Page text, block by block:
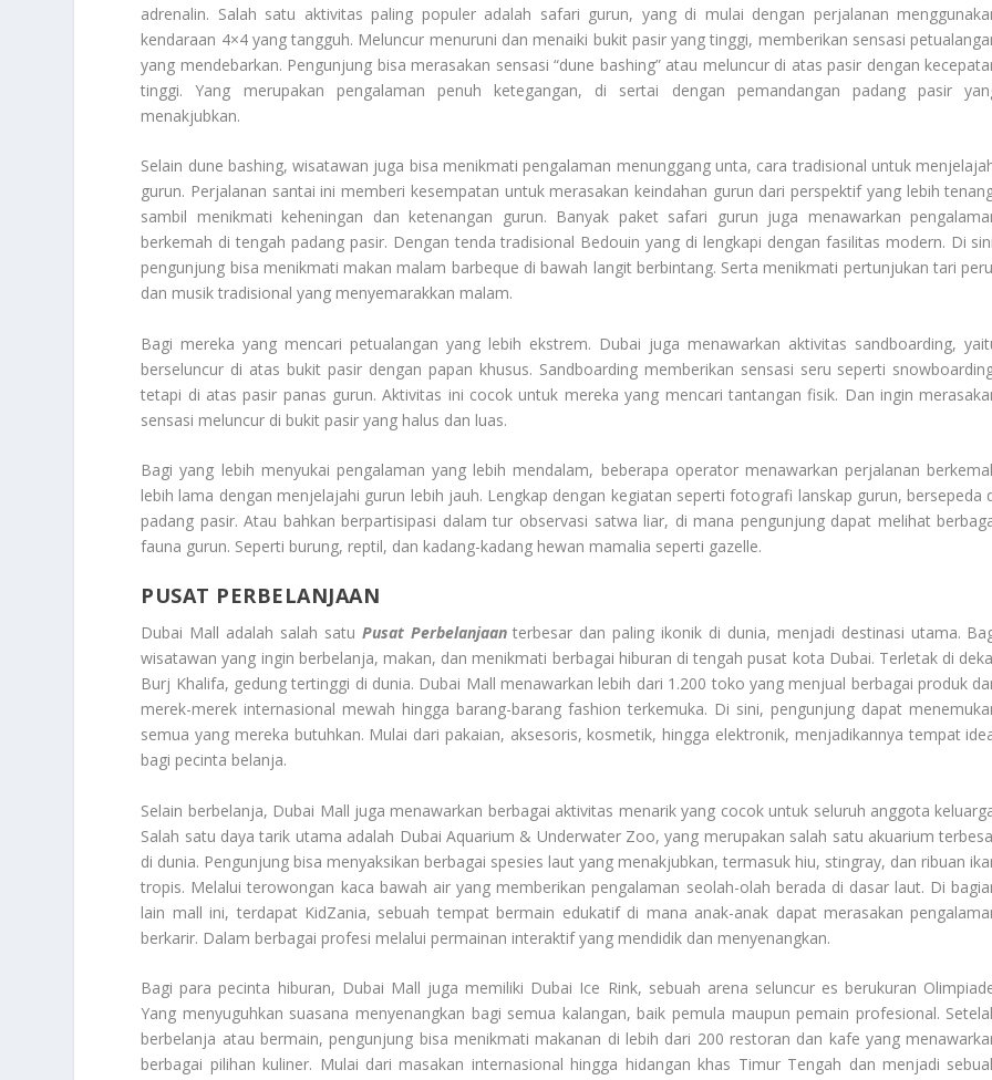
adrenalin. Salah satu aktivitas paling populer adalah safari gurun, yang di mulai dengan perjalanan
kendaraan 4×4 yang tangguh. Meluncur menuruni dan menaiki bukit pasir yang tinggi, memberikan sensasi
yang mendebarkan. Pengunjung bisa merasakan sensasi “dune bashing” atau meluncur di atas pasir dengan
tinggi. Yang merupakan pengalaman penuh ketegangan, di sertai dengan pemandangan padang pasir
menakjubkan.
Selain dune bashing, wisatawan juga bisa menikmati pengalaman menunggang unta, cara tradisional untuk
gurun. Perjalanan santai ini memberi kesempatan untuk merasakan keindahan gurun dari perspektif yang lebih
sambil menikmati keheningan dan ketenangan gurun. Banyak paket safari gurun juga menawarkan
berkemah di tengah padang pasir. Dengan tenda tradisional Bedouin yang di lengkapi dengan fasilitas modern. Di
pengunjung bisa menikmati makan malam barbeque di bawah langit berbintang. Serta menikmati pertunjukan tari
dan musik tradisional yang menyemarakkan malam.
Bagi mereka yang mencari petualangan yang lebih ekstrem. Dubai juga menawarkan aktivitas sandboarding,
berseluncur di atas bukit pasir dengan papan khusus. Sandboarding memberikan sensasi seru seperti
tetapi di atas pasir panas gurun. Aktivitas ini cocok untuk mereka yang mencari tantangan fisik. Dan ingin
sensasi meluncur di bukit pasir yang halus dan luas.
Bagi yang lebih menyukai pengalaman yang lebih mendalam, beberapa operator menawarkan perjalanan
lebih lama dengan menjelajahi gurun lebih jauh. Lengkap dengan kegiatan seperti fotografi lanskap gurun, bersepeda
padang pasir. Atau bahkan berpartisipasi dalam tur observasi satwa liar, di mana pengunjung dapat melihat
fauna gurun. Seperti burung, reptil, dan kadang-kadang hewan mamalia seperti gazelle.
PUSAT PERBELANJAAN
Dubai Mall adalah salah satu Pusat Perbelanjaanterbesar dan paling ikonik di dunia, menjadi destinasi utama.
wisatawan yang ingin berbelanja, makan, dan menikmati berbagai hiburan di tengah pusat kota Dubai. Terletak di
Burj Khalifa, gedung tertinggi di dunia. Dubai Mall menawarkan lebih dari 1.200 toko yang menjual berbagai produk
merek-merek internasional mewah hingga barang-barang fashion terkemuka. Di sini, pengunjung dapat
semua yang mereka butuhkan. Mulai dari pakaian, aksesoris, kosmetik, hingga elektronik, menjadikannya tempat
bagi pecinta belanja.
Selain berbelanja, Dubai Mall juga menawarkan berbagai aktivitas menarik yang cocok untuk seluruh anggota
Salah satu daya tarik utama adalah Dubai Aquarium & Underwater Zoo, yang merupakan salah satu akuarium
di dunia. Pengunjung bisa menyaksikan berbagai spesies laut yang menakjubkan, termasuk hiu, stingray, dan ribuan
tropis. Melalui terowongan kaca bawah air yang memberikan pengalaman seolah-olah berada di dasar laut. Di
lain mall ini, terdapat KidZania, sebuah tempat bermain edukatif di mana anak-anak dapat merasakan
berkarir. Dalam berbagai profesi melalui permainan interaktif yang mendidik dan menyenangkan.
Bagi para pecinta hiburan, Dubai Mall juga memiliki Dubai Ice Rink, sebuah arena seluncur es berukuran
Yang menyuguhkan suasana menyenangkan bagi semua kalangan, baik pemula maupun pemain profesional.
berbelanja atau bermain, pengunjung bisa menikmati makanan di lebih dari 200 restoran dan kafe yang
berbagai pilihan kuliner. Mulai dari masakan internasional hingga hidangan khas Timur Tengah dan menjadi